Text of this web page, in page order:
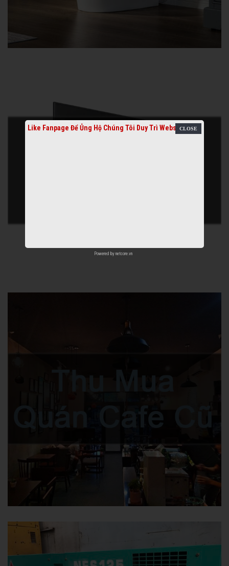
Like Fanpage Để Ủng Hộ Chúng Tôi Duy Trì Website
Powered by netcore.vn